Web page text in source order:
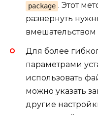
package . Этот
развернуть
вмешательством
Для более
параметрами
использовать
можно указать
другие